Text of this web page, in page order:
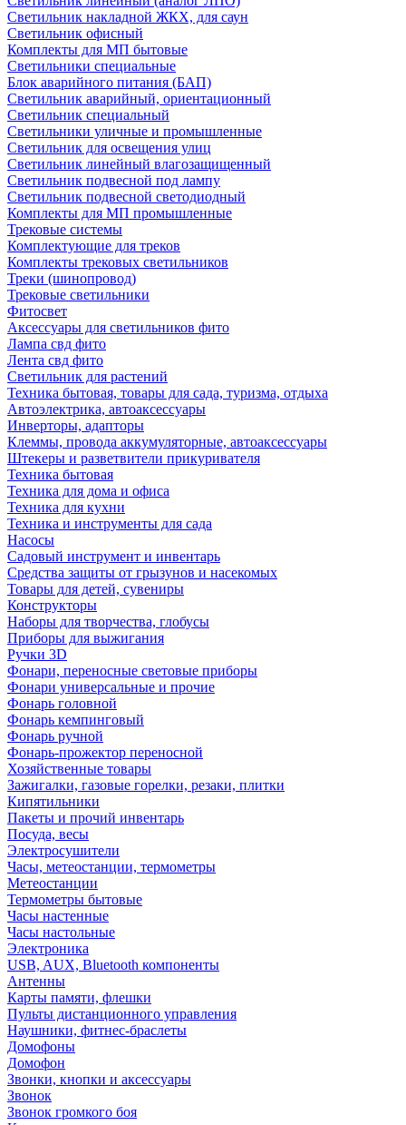
Светильник накладной ЖКХ, для саун
Светильник офисный
Комплекты для МП бытовые
Светильники специальные
Блок аварийного питания (БАП)
Светильник аварийный, ориентационный
Светильник специальный
Светильники уличные и промышленные
Светильник для освещения улиц
Светильник линейный влагозащищенный
Светильник подвесной под лампу
Светильник подвесной светодиодный
Комплекты для МП промышленные
Трековые системы
Комплектующие для треков
Комплекты трековых светильников
Треки (шинопровод)
Трековые светильники
Фитосвет
Аксессуары для светильников фито
Лампа свд фито
Лента свд фито
Светильник для растений
Техника бытовая, товары для сада, туризма, отдыха
Автоэлектрика, автоаксессуары
Инверторы, адапторы
Клеммы, провода аккумуляторные, автоаксессуары
Штекеры и разветвители прикуривателя
Техника бытовая
Техника для дома и офиса
Техника для кухни
Техника и инструменты для сада
Насосы
Садовый инструмент и инвентарь
Средства защиты от грызунов и насекомых
Товары для детей, сувениры
Конструкторы
Наборы для творчества, глобусы
Приборы для выжигания
Ручки 3D
Фонари, переносные световые приборы
Фонари универсальные и прочие
Фонарь головной
Фонарь кемпинговый
Фонарь ручной
Фонарь-прожектор переносной
Хозяйственные товары
Зажигалки, газовые горелки, резаки, плитки
Кипятильники
Пакеты и прочий инвентарь
Посуда, весы
Электросушители
Часы, метеостанции, термометры
Метеостанции
Термометры бытовые
Часы настенные
Часы настольные
Электроника
USB, AUX, Bluetooth компоненты
Антенны
Карты памяти, флешки
Пульты дистанционного управления
Наушники, фитнес-браслеты
Домофоны
Домофон
Звонки, кнопки и аксессуары
Звонок
Звонок громкого боя